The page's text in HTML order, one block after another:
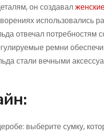
он создавал
отвечал
ремни
стали вечными
выберите сумку,